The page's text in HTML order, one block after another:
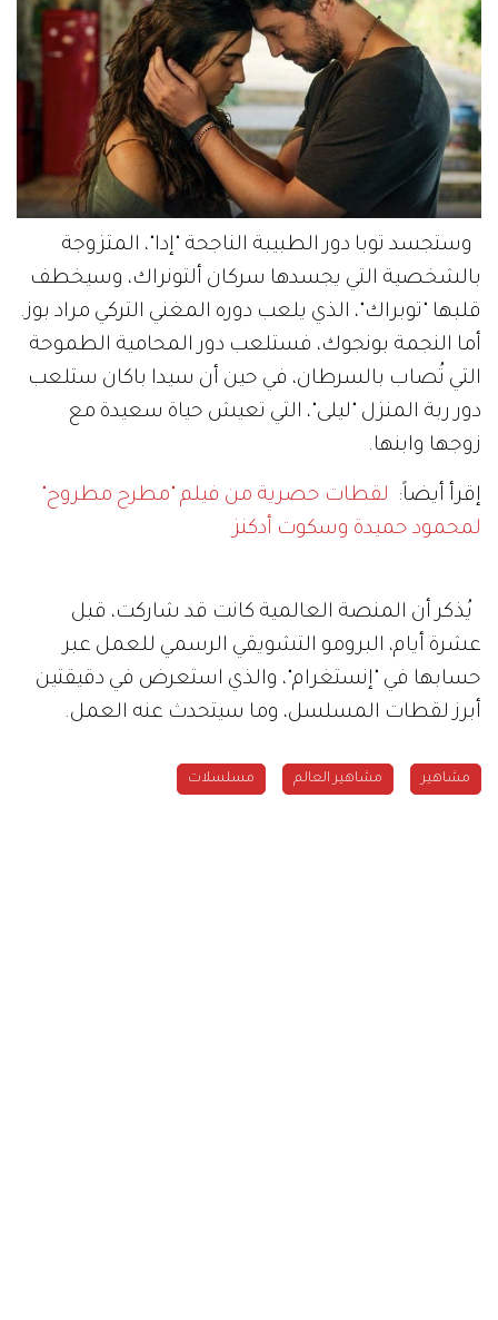
وستجسد توبا دور الطبيبة الناجحة "إدا"، المتزوجة
بالشخصية التي يجسدها سركان ألتونراك، وسيخطف
قلبها "توبراك"، الذي يلعب دوره المغني التركي مراد بوز.
أما النجمة بونجوك، فستلعب دور المحامية الطموحة
التي تُصاب بالسرطان، في حين أن سيدا باكان ستلعب
دور ربة المنزل "ليلى"، التي تعيش حياة سعيدة مع
زوجها وابنها.
إقرأ أيضاً: لقطات حصرية من فيلم "مطرح مطروح"
لمحمود حميدة وسكوت أدكنز
يُذكر أن المنصة العالمية كانت قد شاركت، قبل
عشرة أيام، البرومو التشويقي الرسمي للعمل عبر
حسابها في "إنستغرام"، والذي استعرض في دقيقتين
أبرز لقطات المسلسل، وما سيتحدث عنه العمل.
مشاهير مشاهير العالم مسلسلات